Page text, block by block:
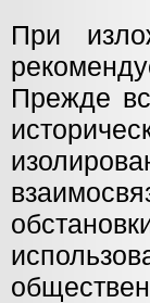
При
Прежде